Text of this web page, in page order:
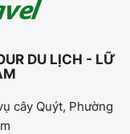
DU LỊCH - LỮ
cây Quýt, Phường